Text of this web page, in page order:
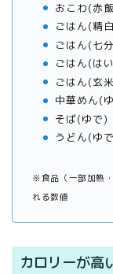
おこわ(赤
ごはん(精
ごはん(七
ごはん(は
ごはん(玄
中華めん(
そば(ゆで)
うどん(ゆ
※食品（一部加熱
れる数値
カロリーが高